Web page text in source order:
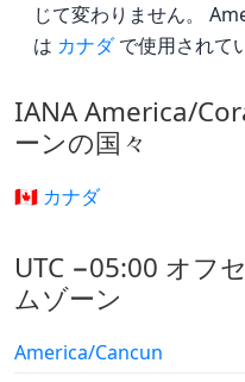
じて変わりません。
は カナダで使用されて
IANA America/
ーンの国々
🇨🇦 カナダ
UTC −05:00 オフ
ムゾーン
America/Cancun